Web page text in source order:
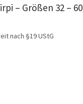
– Größen 32 – 60
nach §19 UStG